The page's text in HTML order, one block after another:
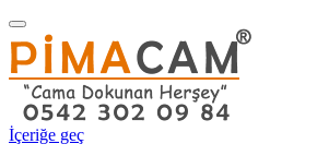
Navigasyonu
değiştir
İçeriğe geç